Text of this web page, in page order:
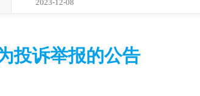
2023-12-08
投诉举报的公告